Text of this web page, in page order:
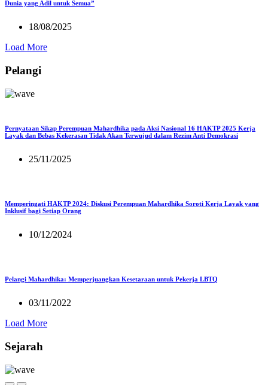
Dunia yang Adil untuk Semua”
18/08/2025
Load More
Pelangi
Pernyataan Sikap Perempuan Mahardhika pada Aksi Nasional 16 HAKTP 2025 Kerja
Layak dan Bebas Kekerasan Tidak Akan Terwujud dalam Rezim Anti Demokrasi
25/11/2025
Memperingati HAKTP 2024: Diskusi Perempuan Mahardhika Soroti Kerja Layak yang
Inklusif bagi Setiap Orang
10/12/2024
Pelangi Mahardhika: Memperjuangkan Kesetaraan untuk Pekerja LBTQ
03/11/2022
Load More
Sejarah